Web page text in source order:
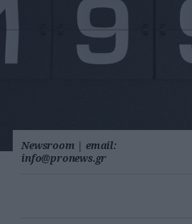
Newsroom | email:
info@pronews.gr